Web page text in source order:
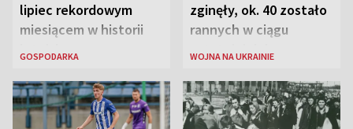
lipiec rekordowym
miesiącem w historii
lotniska
GOSPODARKA
zginęły, ok. 40 zostało
rannych w ciągu
ostatniej doby w
WOJNA NA UKRAINIE